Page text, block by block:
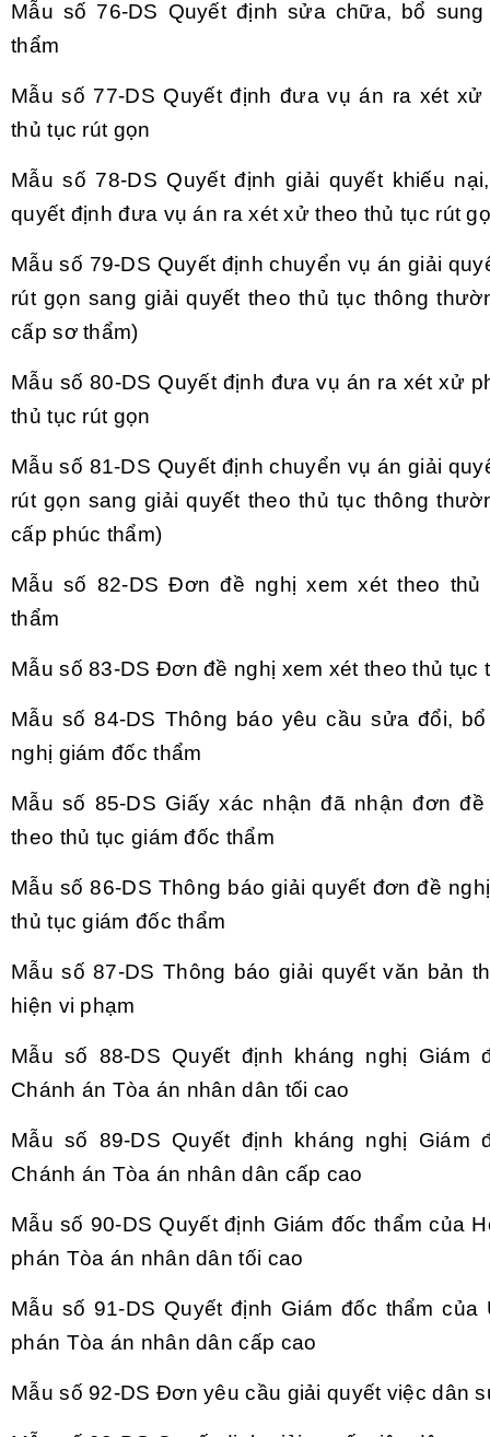
Mẫu số 76-DS Quyết định sửa chữa, bổ
thẩm
Mẫu số 77-DS Quyết định đưa vụán ra xét xử
thủ tục rút gọn
Mẫu số 78-DS Quyết định giải quyết khiếu
quyết định đưa vụán ra xét xử theo thủ tục rút g
Mẫu số 79-DS Quyết định chuyển vụ án giải
rút gọn sang giải quyết theo thủ tục thông thư
cấp sơ thẩm)
Mẫu số 80-DS Quyết định đưa vụ án ra xét xử
thủ tục rút gọn
Mẫu số 81-DS Quyết định chuyển vụ án giải
rút gọn sang giải quyết theo thủ tục thông thư
cấp phúc thẩm)
Mẫu số 82-DS Đơn đề nghị xem xét theo thủ
thẩm
Mẫu số 83-DS Đơn đề nghị xem xét theo thủ tục t
Mẫu số 84-DS Thông báo yêu cầu sửa đổi,
nghị giám đốc thẩm
Mẫu số 85-DS Giấy xác nhận đã nhận đơn
theo thủ tục giám đốc thẩm
Mẫu số 86-DS Thông báo giải quyết đơn đề
thủ tục giám đốc thẩm
Mẫu số 87-DS Thông báo giải quyết văn bản th
hiện vi phạm
Mẫu số 88-DS Quyết định kháng nghị Giám
Chánh án Tòa án nhân dân tối cao
Mẫu số 89-DS Quyết định kháng nghị Giám
Chánh án Tòa án nhân dân cấp cao
Mẫu số 90-DS Quyết định Giám đốc thẩm của
phán Tòa án nhân dân tối cao
Mẫu số 91-DS Quyết định Giám đốc thẩm của
phán Tòa án nhân dân cấp cao
Mẫu số 92-DS Đơn yêu cầu giải quyết việc dân